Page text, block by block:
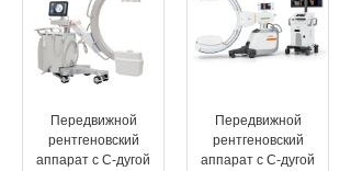
Передвижной
рентгеновский
аппарат с C-дугой
Передвижной
рентгеновский
аппарат с C-дугой